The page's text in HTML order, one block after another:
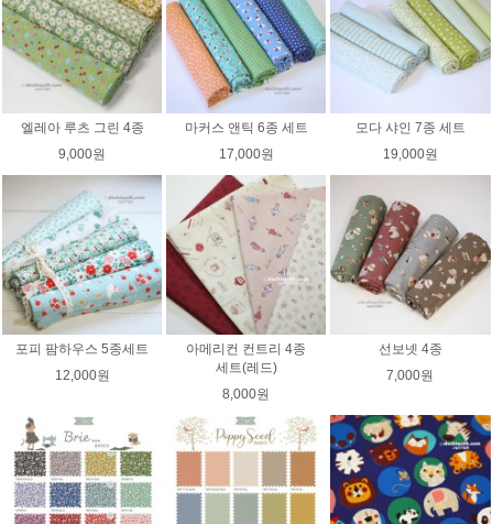
엘레아 루츠 그린 4종
9,000원
마커스 앤틱 6종 세트
17,000원
모다 샤인 7종 세트
19,000원
포피 팜하우스 5종세트
12,000원
아메리컨 컨트리 4종
세트(레드)
8,000원
선보넷 4종
7,000원